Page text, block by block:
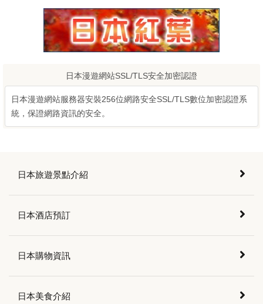
日本漫遊網站SSL/TLS安全加密認證
日本漫遊網站服務器安裝256位網路安全SSL/TLS數位加密認證系
統，保證網路資訊的安全。
日本旅遊景點介紹
日本酒店預訂
日本購物資訊
日本美食介紹